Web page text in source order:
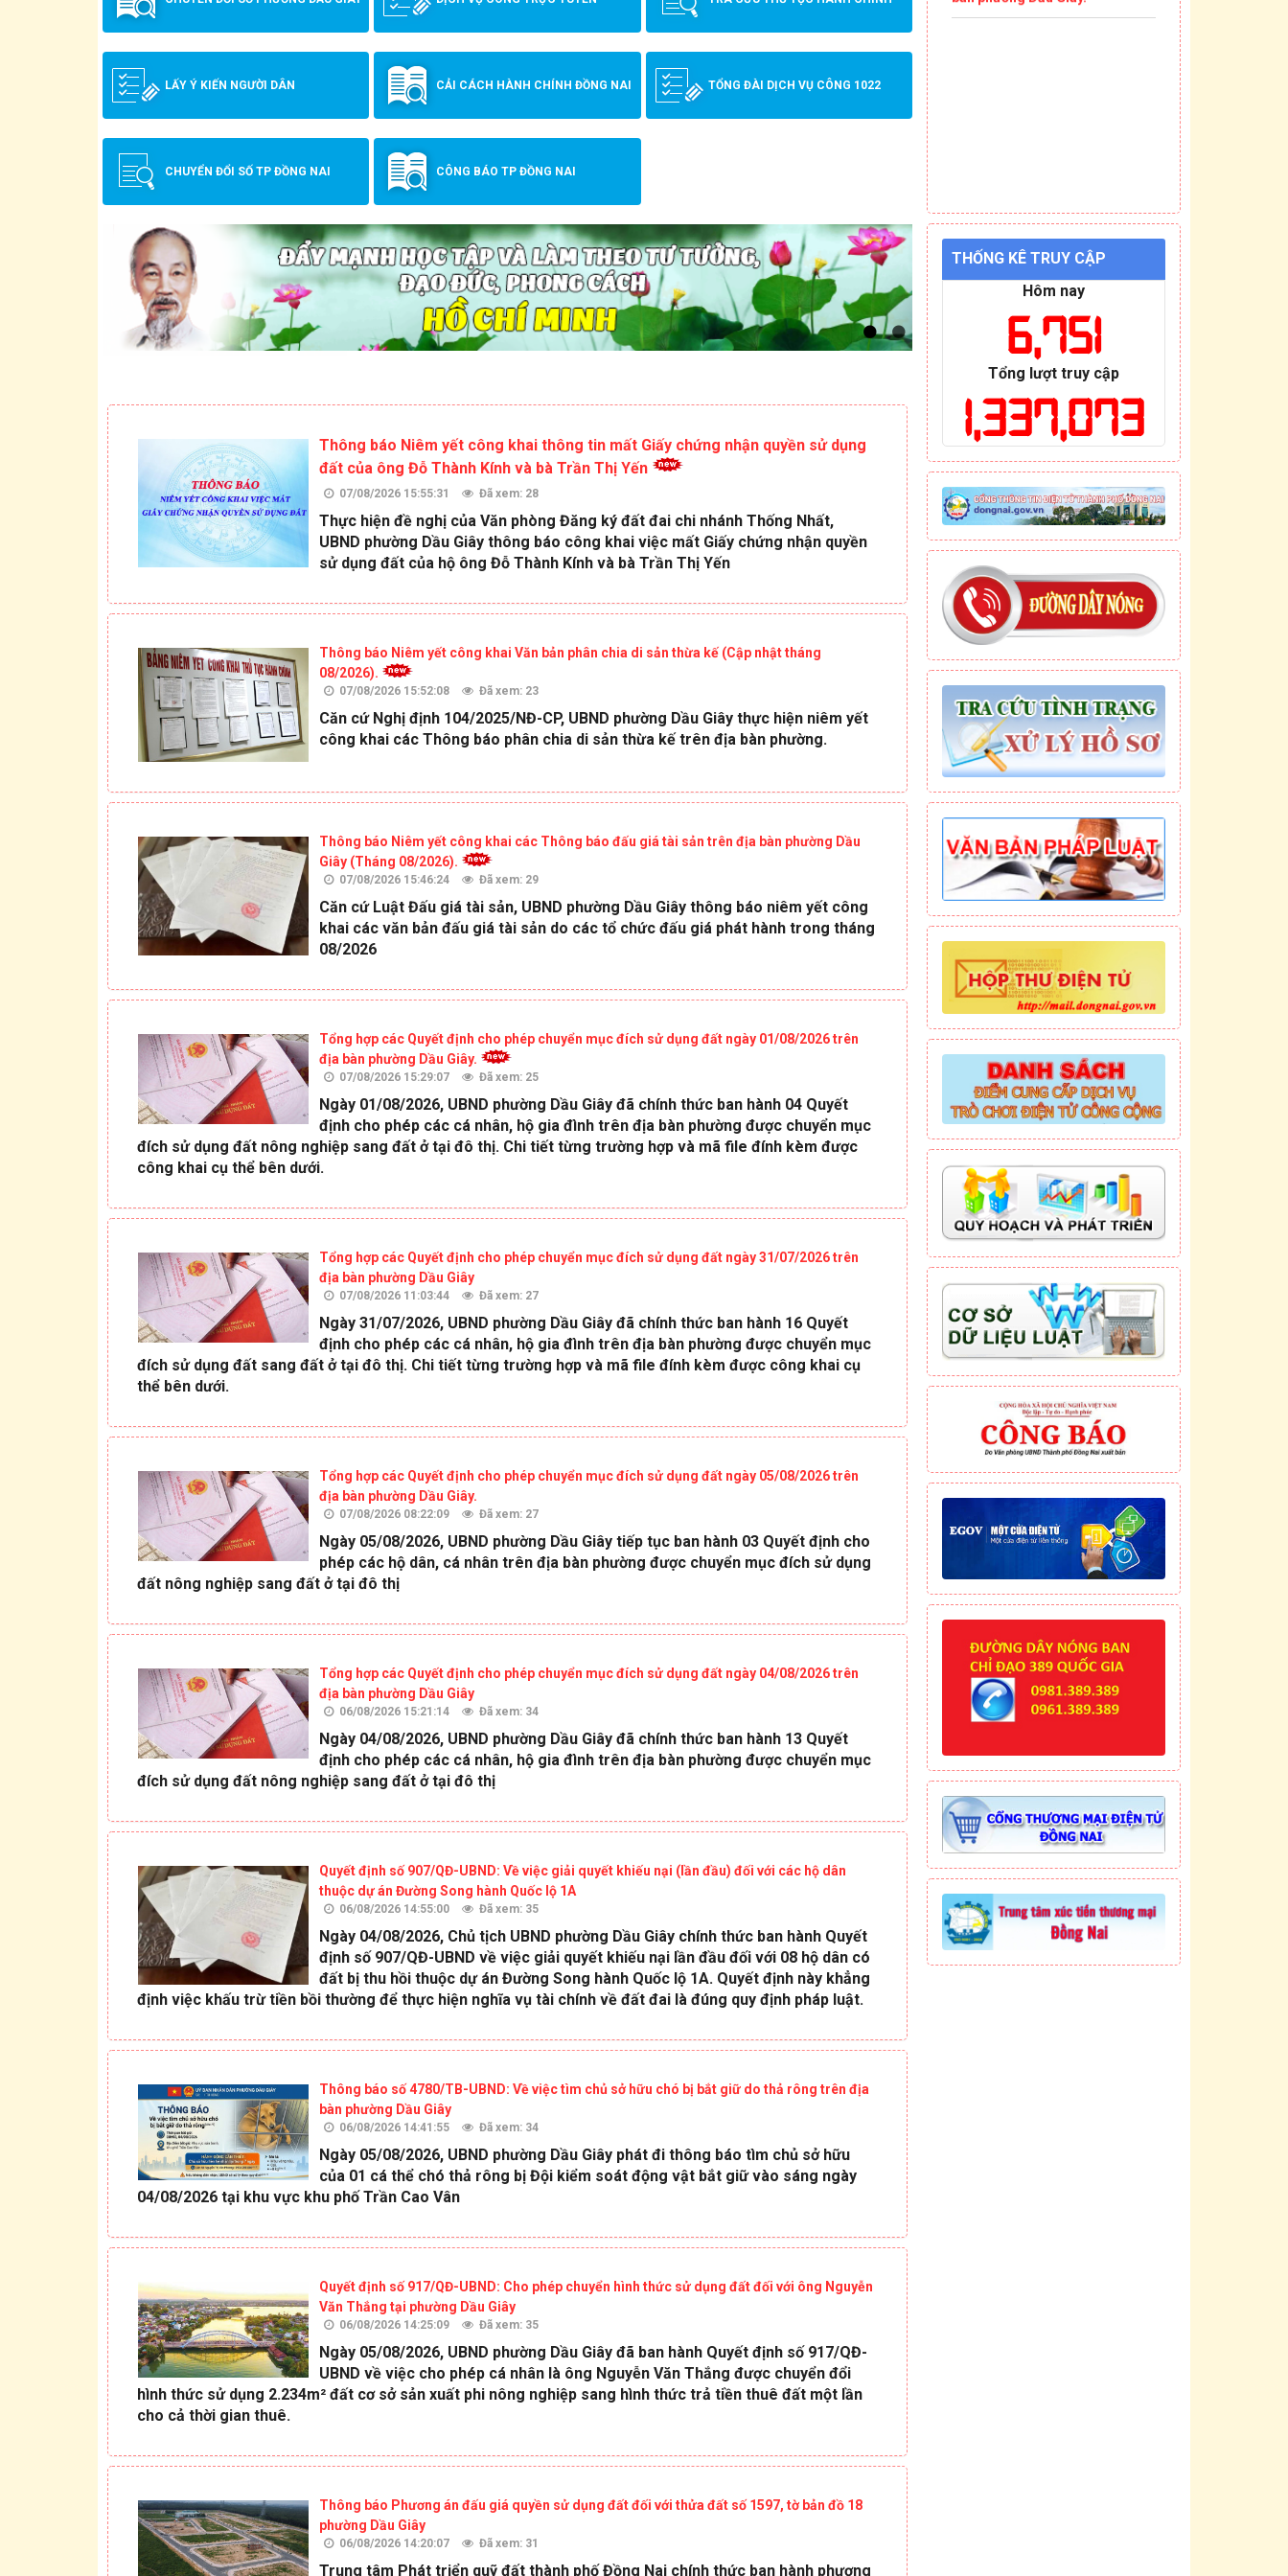
LẤY Ý KIẾN NGƯỜI DÂN CẢI CÁCH HÀNH CHÍNH ĐỒNG NAI TỔNG ĐÀI DỊCH VỤ CÔNG 1022
CHUYỂN ĐỔI SỐ TP ĐỒNG NAI CÔNG BÁO TP ĐỒNG NAI
Thông báo Niêm yết công khai thông tin mất Giấy chứng nhận quyền sử dụng
đất của ông Đỗ Thành Kính và bà Trần Thị Yến
07/08/2026 15:55:31 Đã xem: 28
Thực hiện đề nghị của Văn phòng Đăng ký đất đai chi nhánh Thống Nhất,
UBND phường Dầu Giây thông báo công khai việc mất Giấy chứng nhận quyền
sử dụng đất của hộ ông Đỗ Thành Kính và bà Trần Thị Yến
Thông báo Niêm yết công khai Văn bản phân chia di sản thừa kế (Cập nhật tháng
08/2026).
07/08/2026 15:52:08 Đã xem: 23
Căn cứ Nghị định 104/2025/NĐ-CP, UBND phường Dầu Giây thực hiện niêm yết
công khai các Thông báo phân chia di sản thừa kế trên địa bàn phường.
Thông báo Niêm yết công khai các Thông báo đấu giá tài sản trên địa bàn phường Dầu
Giây (Tháng 08/2026).
07/08/2026 15:46:24 Đã xem: 29
Căn cứ Luật Đấu giá tài sản, UBND phường Dầu Giây thông báo niêm yết công
khai các văn bản đấu giá tài sản do các tổ chức đấu giá phát hành trong tháng
08/2026
Tổng hợp các Quyết định cho phép chuyển mục đích sử dụng đất ngày 01/08/2026 trên
địa bàn phường Dầu Giây.
07/08/2026 15:29:07 Đã xem: 25
Ngày 01/08/2026, UBND phường Dầu Giây đã chính thức ban hành 04 Quyết
định cho phép các cá nhân, hộ gia đình trên địa bàn phường được chuyển mục
đích sử dụng đất nông nghiệp sang đất ở tại đô thị. Chi tiết từng trường hợp và mã file đính kèm được
công khai cụ thể bên dưới.
Tổng hợp các Quyết định cho phép chuyển mục đích sử dụng đất ngày 31/07/2026 trên
địa bàn phường Dầu Giây
07/08/2026 11:03:44 Đã xem: 27
Ngày 31/07/2026, UBND phường Dầu Giây đã chính thức ban hành 16 Quyết
định cho phép các cá nhân, hộ gia đình trên địa bàn phường được chuyển mục
đích sử dụng đất sang đất ở tại đô thị. Chi tiết từng trường hợp và mã file đính kèm được công khai cụ
thể bên dưới.
Tổng hợp các Quyết định cho phép chuyển mục đích sử dụng đất ngày 05/08/2026 trên
địa bàn phường Dầu Giây.
07/08/2026 08:22:09 Đã xem: 27
Ngày 05/08/2026, UBND phường Dầu Giây tiếp tục ban hành 03 Quyết định cho
phép các hộ dân, cá nhân trên địa bàn phường được chuyển mục đích sử dụng
đất nông nghiệp sang đất ở tại đô thị
Tổng hợp các Quyết định cho phép chuyển mục đích sử dụng đất ngày 04/08/2026 trên
địa bàn phường Dầu Giây
06/08/2026 15:21:14 Đã xem: 34
Ngày 04/08/2026, UBND phường Dầu Giây đã chính thức ban hành 13 Quyết
định cho phép các cá nhân, hộ gia đình trên địa bàn phường được chuyển mục
đích sử dụng đất nông nghiệp sang đất ở tại đô thị
Quyết định số 907/QĐ-UBND: Về việc giải quyết khiếu nại (lần đầu) đối với các hộ dân
thuộc dự án Đường Song hành Quốc lộ 1A
06/08/2026 14:55:00 Đã xem: 35
Ngày 04/08/2026, Chủ tịch UBND phường Dầu Giây chính thức ban hành Quyết
định số 907/QĐ-UBND về việc giải quyết khiếu nại lần đầu đối với 08 hộ dân có
đất bị thu hồi thuộc dự án Đường Song hành Quốc lộ 1A. Quyết định này khẳng
định việc khấu trừ tiền bồi thường để thực hiện nghĩa vụ tài chính về đất đai là đúng quy định pháp luật.
Thông báo số 4780/TB-UBND: Về việc tìm chủ sở hữu chó bị bắt giữ do thả rông trên địa
bàn phường Dầu Giây
06/08/2026 14:41:55 Đã xem: 34
Ngày 05/08/2026, UBND phường Dầu Giây phát đi thông báo tìm chủ sở hữu
của 01 cá thể chó thả rông bị Đội kiểm soát động vật bắt giữ vào sáng ngày
04/08/2026 tại khu vực khu phố Trần Cao Vân
Quyết định số 917/QĐ-UBND: Cho phép chuyển hình thức sử dụng đất đối với ông Nguyễn
Văn Thắng tại phường Dầu Giây
06/08/2026 14:25:09 Đã xem: 35
Ngày 05/08/2026, UBND phường Dầu Giây đã ban hành Quyết định số 917/QĐ-
UBND về việc cho phép cá nhân là ông Nguyễn Văn Thắng được chuyển đổi
hình thức sử dụng 2.234m² đất cơ sở sản xuất phi nông nghiệp sang hình thức trả tiền thuê đất một lần
cho cả thời gian thuê.
Thông báo Phương án đấu giá quyền sử dụng đất đối với thửa đất số 1597, tờ bản đồ 18
phường Dầu Giây
06/08/2026 14:20:07 Đã xem: 31
Trung tâm Phát triển quỹ đất thành phố Đồng Nai chính thức ban hành phương
THỐNG KÊ TRUY CẬP
Hôm nay
6,751
Tổng lượt truy cập
1,337,073